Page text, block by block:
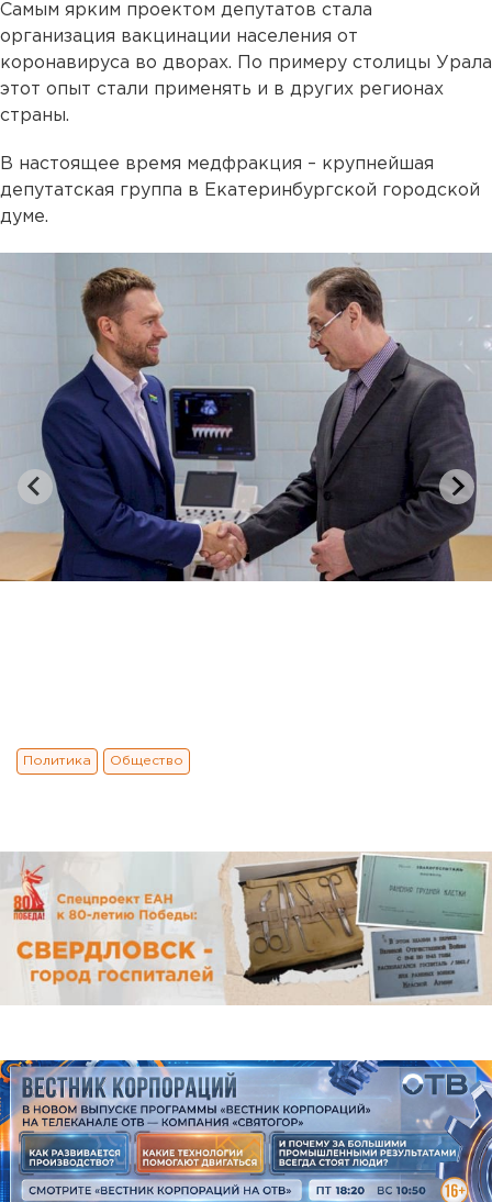
Самым ярким проектом депутатов стала
организация вакцинации населения от
коронавируса во дворах. По примеру столицы Урала
этот опыт стали применять и в других регионах
страны.
В настоящее время медфракция – крупнейшая
депутатская группа в Екатеринбургской городской
думе.
Политика Общество